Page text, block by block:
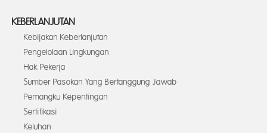
KEBERLANJUTAN
Kebijakan Keberlanjutan
Pengelolaan Lingkungan
Hak Pekerja
Sumber Pasokan Yang Bertanggung Jawab
Pemangku Kepentingan
Sertifikasi
Keluhan